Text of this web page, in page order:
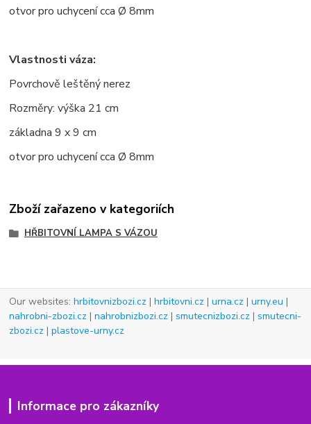
otvor pro uchycení ccaØ8mm
Vlastnosti váza:
Povrchově leštěný nerez
Rozměry: výška 21 cm
základna 9 x 9 cm
otvor pro uchycení ccaØ8mm
Zboží zařazeno v kategoriích
HŘBITOVNÍ LAMPA S VÁZOU
Our websites:hrbitovnizbozi.cz |hrbitovni.cz |urna.cz |urny.eu |
nahrobni-zbozi.cz |nahrobnizbozi.cz |smutecnizbozi.cz |smutecni-
zbozi.cz |plastove-urny.cz
Informace pro zákazníky